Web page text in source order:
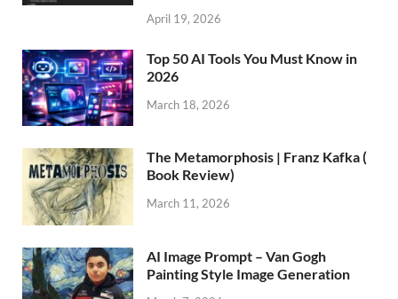
April 19, 2026
Top 50 AI Tools You Must Know in
2026
March 18, 2026
The Metamorphosis | Franz Kafka (
Book Review)
March 11, 2026
AI Image Prompt – Van Gogh
Painting Style Image Generation